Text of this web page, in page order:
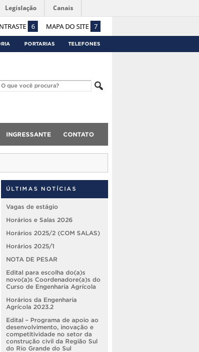
6 MAPA DO SITE 7
Legislação Canais
PORTARIAS TELEFONES
INGRESSANTE CONTATO
ÚLTIMAS NOTÍCIAS
Vagas de estágio
Horários e Salas 2026
Horários 2025/2 (COM SALAS)
Horários 2025/1
NOTA DE PESAR
Edital para escolha do(a)s
novo(a)s Coordenadore(a)s do
Curso de Engenharia Agrícola
Horários da Engenharia
Agrícola 2023.2
Edital – Programa de apoio ao
desenvolvimento, inovação e
competitividade no setor da
construção civil da Região Sul
do Rio Grande do Sul